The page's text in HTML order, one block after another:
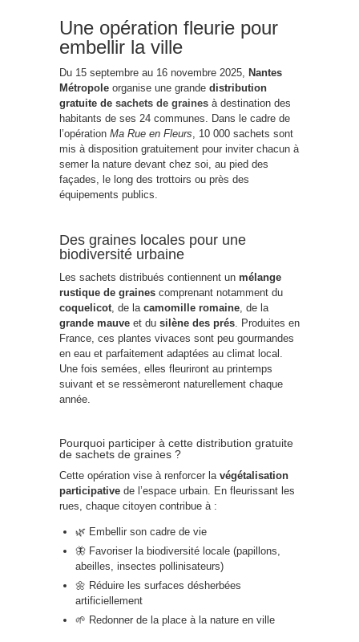
Une opération fleurie pour
embellir la ville
Du 15 septembre au 16 novembre 2025, Nantes
Métropole organise une grande distribution
gratuite de sachets de graines à destination des
habitants de ses 24 communes. Dans le cadre de
l’opération Ma Rue en Fleurs , 10 000 sachets sont
mis à disposition gratuitement pour inviter chacun à
semer la nature devant chez soi, au pied des
façades, le long des trottoirs ou près des
équipements publics.
Des graines locales pour une
biodiversité urbaine
Les sachets distribués contiennent un mélange
rustique de graines comprenant notamment du
coquelicot , de la camomille romaine , de la
grande mauve et du silène des prés . Produites en
France, ces plantes vivaces sont peu gourmandes
en eau et parfaitement adaptées au climat local.
Une fois semées, elles fleuriront au printemps
suivant et se ressèmeront naturellement chaque
année.
Pourquoi participer à cette distribution gratuite
de sachets de graines ?
Cette opération vise à renforcer la végétalisation
participative de l’espace urbain. En fleurissant les
rues, chaque citoyen contribue à :
🌿 Embellir son cadre de vie
🦋 Favoriser la biodiversité locale (papillons,
abeilles, insectes pollinisateurs)
🌼 Réduire les surfaces désherbées
artificiellement
🌱 Redonner de la place à la nature en ville